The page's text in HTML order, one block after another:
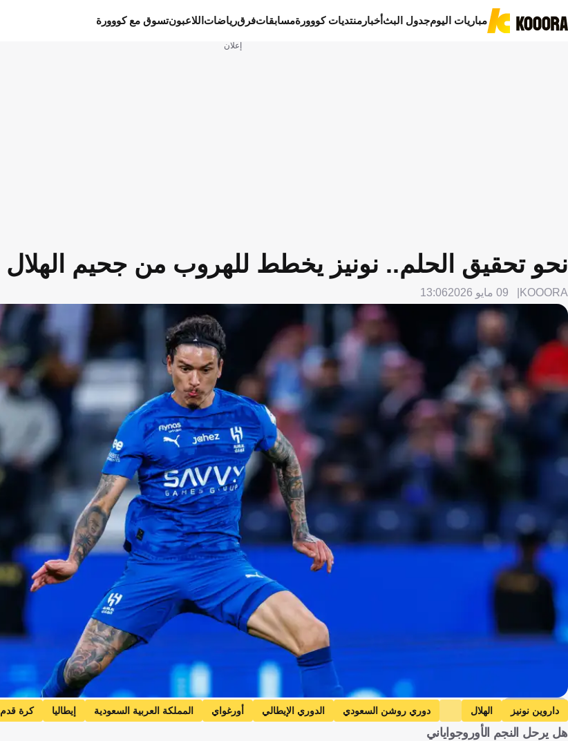
مباريات اليومجدول البثأخبار منتديات كووورةمسابقاتفرقرياضات اللاعبونتسوق مع كووورة
إعلان
نحو تحقيق الحلم.. نونيز يخطط للهروب من جحيم الهلال
KOOORA 09 مايو 2026 13:06
Getty Images
داروين نونيز الهلال دوري روشن السعودي الدوري الإيطالي أورغواي المملكة العربية السعودية إيطاليا كرة قدم
هل يرحل النجم الأوروجواياني